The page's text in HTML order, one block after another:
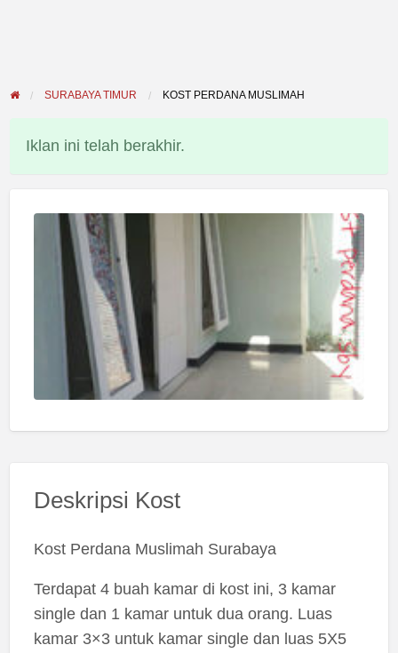
SURABAYA TIMUR KOST PERDANA MUSLIMAH
Iklan ini telah berakhir.
Deskripsi Kost
Kost Perdana Muslimah Surabaya
Terdapat 4 buah kamar di kost ini, 3 kamar
single dan 1 kamar untuk dua orang. Luas
kamar 3×3 untuk kamar single dan luas 5X5